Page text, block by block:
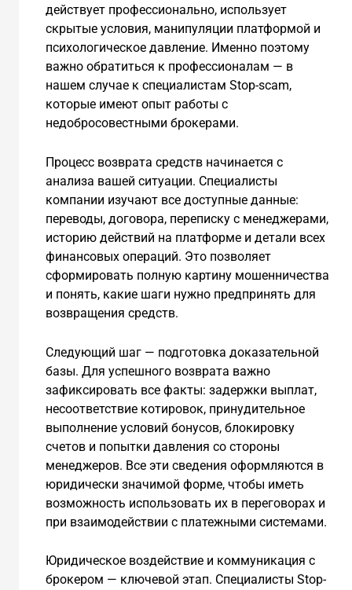
действует профессионально, использует
скрытые условия, манипуляции платформой и
психологическое давление. Именно поэтому
важно обратиться к профессионалам — в
нашем случае к специалистам Stop-scam,
которые имеют опыт работы с
недобросовестными брокерами.
Процесс возврата средств начинается с
анализа вашей ситуации. Специалисты
компании изучают все доступные данные:
переводы, договора, переписку с менеджерами,
историю действий на платформе и детали всех
финансовых операций. Это позволяет
сформировать полную картину мошенничества
и понять, какие шаги нужно предпринять для
возвращения средств.
Следующий шаг — подготовка доказательной
базы. Для успешного возврата важно
зафиксировать все факты: задержки выплат,
несоответствие котировок, принудительное
выполнение условий бонусов, блокировку
счетов и попытки давления со стороны
менеджеров. Все эти сведения оформляются в
юридически значимой форме, чтобы иметь
возможность использовать их в переговорах и
при взаимодействии с платежными системами.
Юридическое воздействие и коммуникация с
брокером — ключевой этап. Специалисты Stop-